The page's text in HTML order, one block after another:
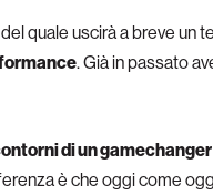
quale uscirà a breve un
. Già in passato
di un gamechanger
è che oggi come